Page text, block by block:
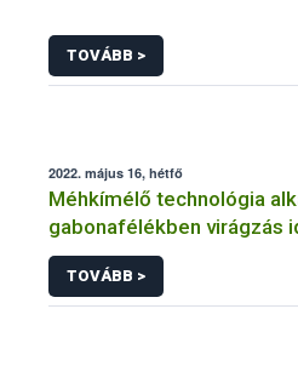
TOVÁBB >
2022. május 16, hétfő
Méhkímélő technológia
gabonafélékben virágzás
TOVÁBB >